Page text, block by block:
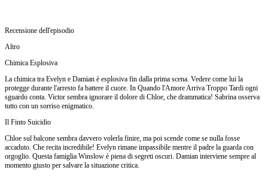
Recensione dell'episodio
Altro
Chimica Esplosiva
La chimica tra Evelyn e Damian è esplosiva fin dalla prima scena. Vedere come lui la
protegge durante l'arresto fa battere il cuore. In Quando l'Amore Arriva Troppo Tardi ogni
sguardo conta. Victor sembra ignorare il dolore di Chloe, che drammatica! Sabrina osserva
tutto con un sorriso enigmatico.
Il Finto Suicidio
Chloe sul balcone sembra davvero volerla finire, ma poi scende come se nulla fosse
accaduto. Che recita incredibile! Evelyn rimane impassibile mentre il padre la guarda con
orgoglio. Questa famiglia Winslow è piena di segreti oscuri. Damian interviene sempre al
momento giusto per salvare la situazione critica.